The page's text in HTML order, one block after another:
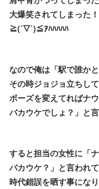
大爆笑されてしまった！
≧(´▽`)≦ｱﾊﾊﾊﾊﾊ
なので俺は「駅で誰か
その時ジョジョ立ちし
ボーズを変えてればナ
バカウケでしょ？」と
すると担当の女性に「
バカウケ？」と言われ
時代錯誤を晒す事にな